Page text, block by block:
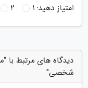
امتیاز دهید:1
2
دیدگاه های مرتبط با
شخصی"